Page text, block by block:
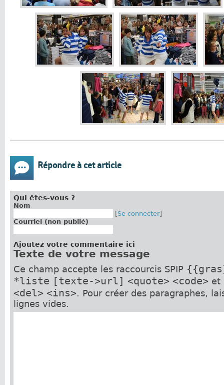
Répondre à cet article
Qui êtes-vous ?
Nom
[Se connecter]
Courriel (non publié)
Ajoutez votre commentaire ici
Texte de votre message
Ce champ accepte les raccourcis SPIP
*liste [texte->url] <quote> <code>et
<del> <ins>. Pour créer des paragraphes,
lignes vides.